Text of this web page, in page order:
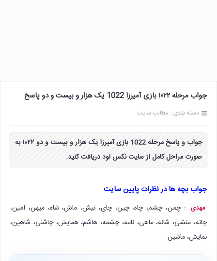
جواب مرحله ۱۰۲۲ بازی آمیرزا 1022 یک هزار و بیست و دو پاسخ
دسته بندی : مطالب سایت
جواب و پاسخ مرحله 1022 بازی آمیرزا یک هزار و بیست و دو ۱۰۲۲ به
صورت مراحل کامل از سایت نکس لود دریافت کنید.
جواب بچه ها در نظرات پایین سایت
مهدی : چمن، چشم، چاه، چین، چای، نیش، ماش، شاه، میهن، امین،
چانه، منشی، شانه، ماهی، نامه، چشمه، هاشم، همایش، چاشنی، شاهین،
نمایش، ماشین.